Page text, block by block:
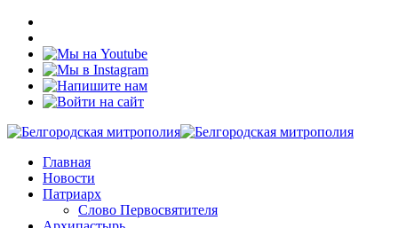
Главная
Новости
Патриарх
Слово Первосвятителя